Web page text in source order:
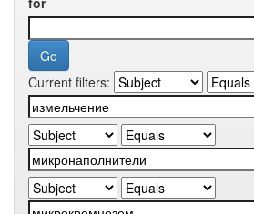
Current filters: